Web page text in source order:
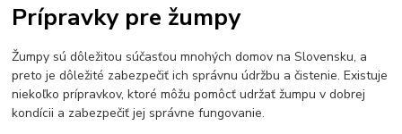
Prípravky pre žumpy
Žumpy sú dôležitou súčasťou mnohých domov na Slovensku, a
preto je dôležité zabezpečiť ich správnu údržbu a čistenie. Existuje
niekoľko prípravkov, ktoré môžu pomôcť udržať žumpu v dobrej
kondícii a zabezpečiť jej správne fungovanie.